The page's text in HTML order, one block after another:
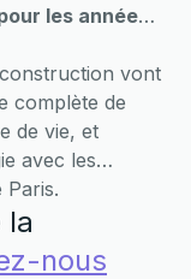
les années
vont
complète de
de vie, et
avec les
Paris.
la
nous